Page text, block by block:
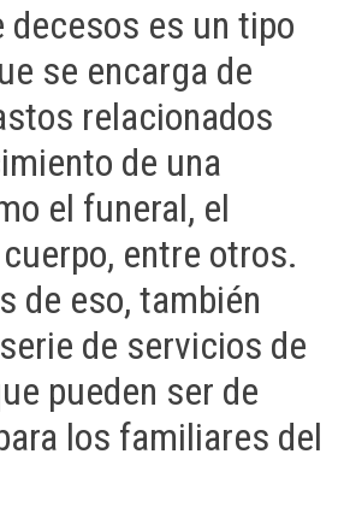
decesos es un tipo
se encarga de
relacionados
de una
el funeral, el
entre otros.
de eso, también
de servicios de
pueden ser de
los familiares del